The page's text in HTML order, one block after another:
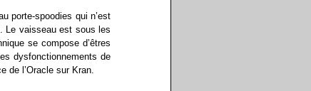
porte-spoodies qui n’est
Le vaisseau est sous les
se compose d’êtres
dysfonctionnements de
de l’Oracle sur Kran.